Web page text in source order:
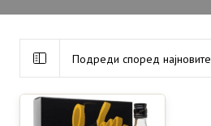
Подреди според најновите